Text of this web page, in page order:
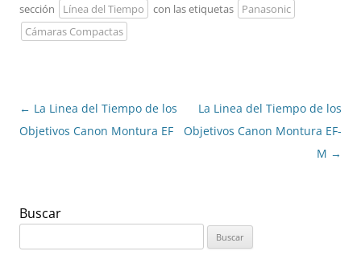
sección
Línea del Tiempo con las etiquetas
Panasonic
Cámaras Compactas
Navegación
de
← La Linea del Tiempo de los
Objetivos Canon Montura EF
La Linea del Tiempo de los
Objetivos Canon Montura EF-
M →
Buscar